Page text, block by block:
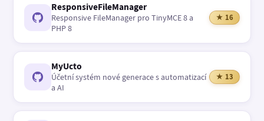
ResponsiveFileManager
Responsive FileManager pro TinyMCE 8 a
PHP 8
★ 16
MyUcto
Účetní systém nové generace s automatizací
a AI
★ 13